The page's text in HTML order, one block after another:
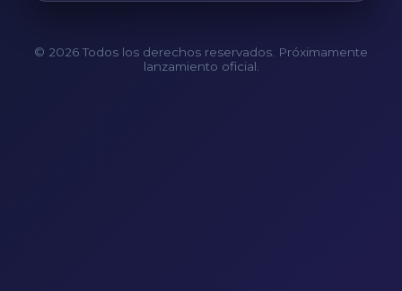
© 2026 Todos los derechos reservados. Próximamente
lanzamiento oficial.